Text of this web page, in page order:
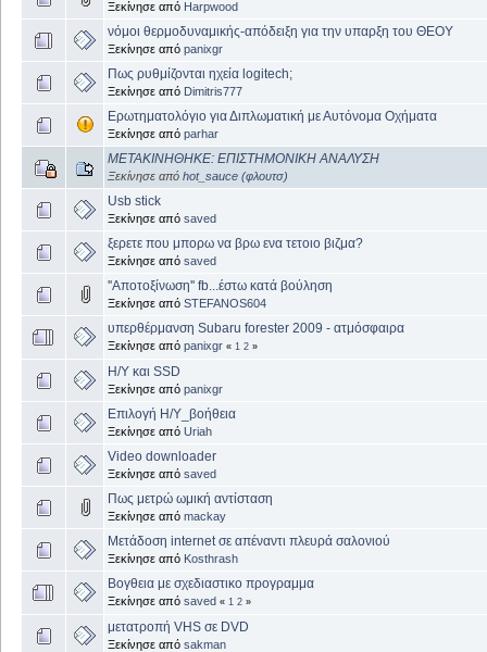
Ξεκίνησε από Harpwood
νόμοι θερμοδυναμικής-απόδειξη για την υπαρξη του ΘΕΟΥ
Ξεκίνησε από panixgr
Πως ρυθμίζονται ηχεία logitech;
Ξεκίνησε από Dimitris777
Ερωτηματολόγιο για Διπλωματική με Αυτόνομα Οχήματα
Ξεκίνησε από parhar
ΜΕΤΑΚΙΝΗΘΗΚΕ: ΕΠΙΣΤΗΜΟΝΙΚΗ ΑΝΑΛΥΣΗ
Ξεκίνησε από hot_sauce (φλουτσ)
Usb stick
Ξεκίνησε από saved
ξερετε που μπορω να βρω ενα τετοιο βιζμα?
Ξεκίνησε από saved
''Αποτοξίνωση'' fb...έστω κατά βούληση
Ξεκίνησε από STEFANOS604
υπερθέρμανση Subaru forester 2009 - ατμόσφαιρα
Ξεκίνησε από panixgr « 1 2 »
Η/Υ και SSD
Ξεκίνησε από panixgr
Επιλογή Η/Υ_βοήθεια
Ξεκίνησε από Uriah
Video downloader
Ξεκίνησε από saved
Πως μετρώ ωμική αντίσταση
Ξεκίνησε από mackay
Μετάδοση internet σε απέναντι πλευρά σαλονιού
Ξεκίνησε από Kosthrash
Βογθεια με σχεδιαστικο προγραμμα
Ξεκίνησε από saved « 1 2 »
μετατροπή VHS σε DVD
Ξεκίνησε από sakman